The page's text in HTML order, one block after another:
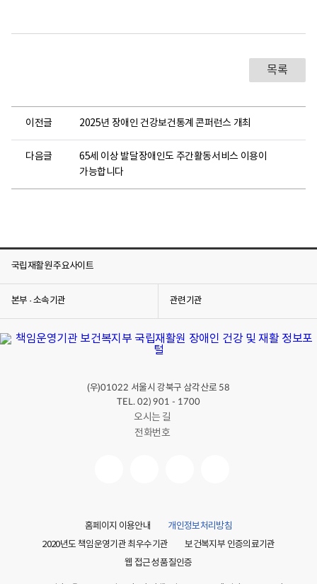
목록
이전글 2025년 장애인 건강보건통계 콘퍼런스 개최
다음글
65세 이상 발달장애인도 주간활동서비스 이용이
가능합니다
국립재활원 주요사이트
본부 · 소속기관 관련기관
(우)01022 서울시 강북구 삼각산로 58
TEL. 02) 901 - 1700
오시는 길
전화번호
홈페이지 이용안내
개인정보처리방침
2020년도 책임운영기관 최우수기관
보건복지부 인증의료기관
웹 접근성 품질인증